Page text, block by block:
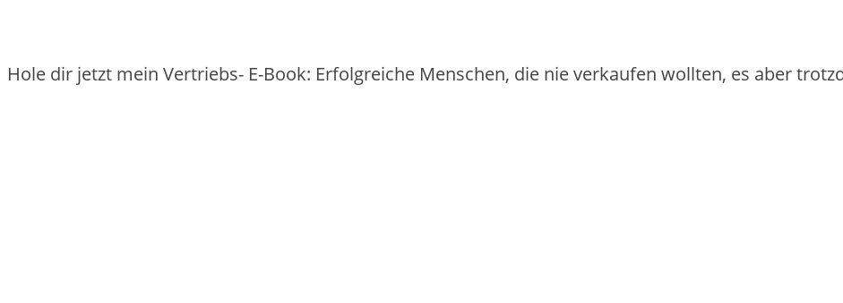
Hole dir jetzt mein Vertriebs- E-Book: Erfolgreiche Menschen, die nie verkaufen wollten, es aber